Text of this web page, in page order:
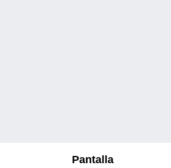
Pantalla